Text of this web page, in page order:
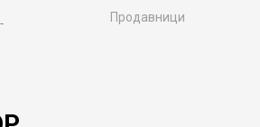
Продавници